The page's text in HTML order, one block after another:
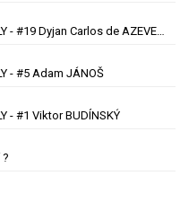
Dražba hráčských dresů SILESIAN FAMILY - #19 Dyjan Carlos de AZEVEDO
- #5 Adam JÁNOŠ
- #1 Viktor BUDÍNSKÝ